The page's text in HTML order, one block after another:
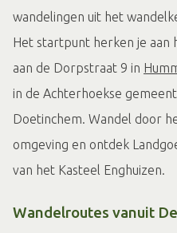
wandelingen uit het
Het startpunt herken je
aan de Dorpstraat 9 in
in de Achterhoekse
Doetinchem. Wandel door
omgeving en ontdek
van het Kasteel Enghuizen.
Wandelroutes vanuit